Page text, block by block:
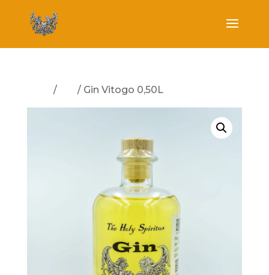
/ / Gin Vitogo 0,50L